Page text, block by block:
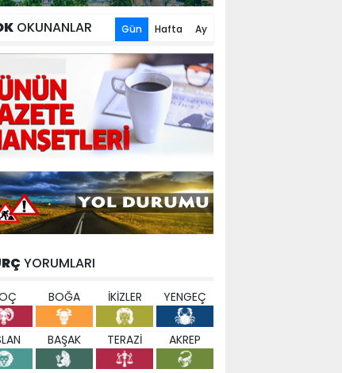
OKUNANLAR Gün Hafta Ay
YORUMLARI
BOĞA İKİZLER YENGEÇ
BAŞAK TERAZİ AKREP